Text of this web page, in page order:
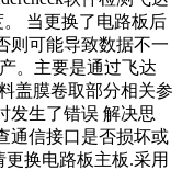
。 当更换了电路板后
则可能导致数据不一
。主要是通过飞达
盖膜卷取部分相关参
发生了错误 解决思
通信接口是否损坏或
换电路板主板.采用